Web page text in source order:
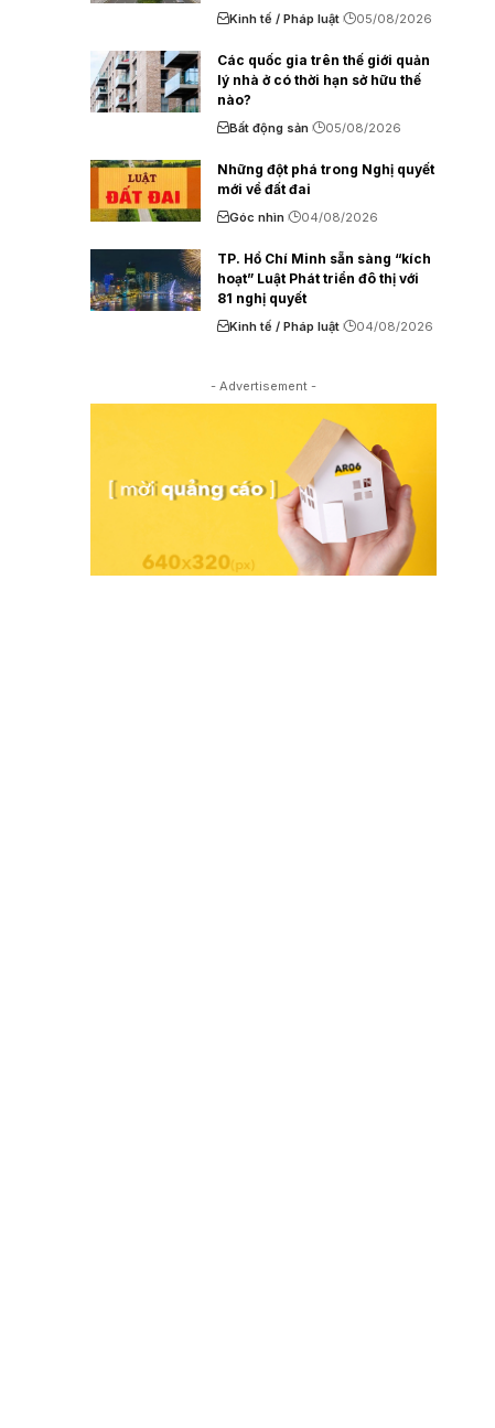
Kinh tế / Pháp luật 05/08/2026
Các quốc gia trên thế giới quản
lý nhà ở có thời hạn sở hữu thế
nào?
Bất động sản 05/08/2026
Những đột phá trong Nghị quyết
mới về đất đai
Góc nhìn 04/08/2026
TP. Hồ Chí Minh sẵn sàng “kích
hoạt” Luật Phát triển đô thị với
81 nghị quyết
Kinh tế / Pháp luật 04/08/2026
- Advertisement -